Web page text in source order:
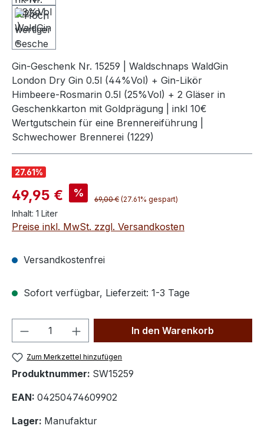
Gin-Geschenk Nr. 15259 | Waldschnaps WaldGin
London Dry Gin 0.5l (44%Vol) + Gin-Likör
Himbeere-Rosmarin 0.5l (25%Vol) + 2 Gläser in
Geschenkkarton mit Goldprägung | inkl 10€
Wertgutschein für eine Brennereiführung |
Schwechower Brennerei (1229)
27.61%
Verkaufspreis:
49,95 € % Regulärer Preis:
69,00 € (27.61% gespart)
Inhalt: 1 Liter
Preise inkl. MwSt. zzgl. Versandkosten
Versandkostenfrei
Sofort verfügbar, Lieferzeit: 1-3 Tage
Produkt Anzahl: Gib denIn den Warenkorb
Zum Merkzettel hinzufügen
Produktnummer: SW15259
EAN: 04250474609902
Lager: Manufaktur